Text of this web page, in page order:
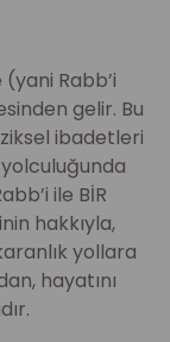
Rabb’i
gelir. Bu
ibadetleri
ile BİR
hakkıyla,
yollara
hayatını